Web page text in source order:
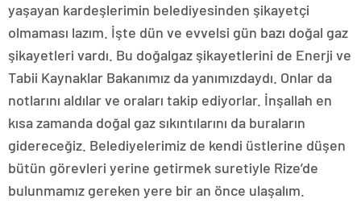
yaşayan kardeşlerimin belediyesinden şikayetçi
olmaması lazım. İşte dün ve evvelsi gün bazı doğal gaz
şikayetleri vardı. Bu doğalgaz şikayetlerini de Enerji ve
Tabii Kaynaklar Bakanımız da yanımızdaydı. Onlar da
notlarını aldılar ve oraları takip ediyorlar. İnşallah en
kısa zamanda doğal gaz sıkıntılarını da buraların
gidereceğiz. Belediyelerimiz de kendi üstlerine düşen
bütün görevleri yerine getirmek suretiyle Rize’de
bulunmamız gereken yere bir an önce ulaşalım.